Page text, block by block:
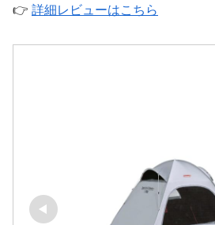
👉 詳細レビューはこちら